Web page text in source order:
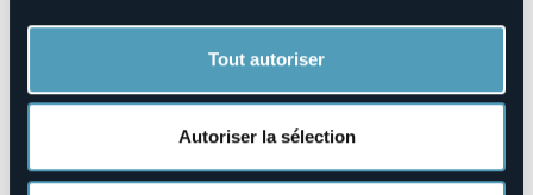
Tout autoriser
Autoriser la sélection
traildellagodorta@gmail.com
28887 - Omegna (VB)